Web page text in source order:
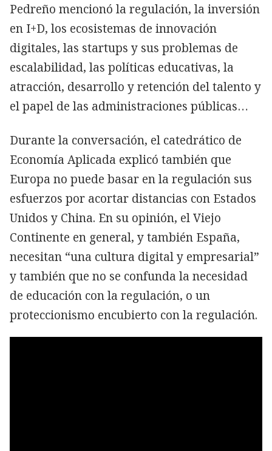
Pedreño mencionó la regulación, la inversión
en I+D, los ecosistemas de innovación
digitales, las startups y sus problemas de
escalabilidad, las políticas educativas, la
atracción, desarrollo y retención del talento y
el papel de las administraciones públicas…
Durante la conversación, el catedrático de
Economía Aplicada explicó también que
Europa no puede basar en la regulación sus
esfuerzos por acortar distancias con Estados
Unidos y China. En su opinión, el Viejo
Continente en general, y también España,
necesitan “una cultura digital y empresarial”
y también que no se confunda la necesidad
de educación con la regulación, o un
proteccionismo encubierto con la regulación.